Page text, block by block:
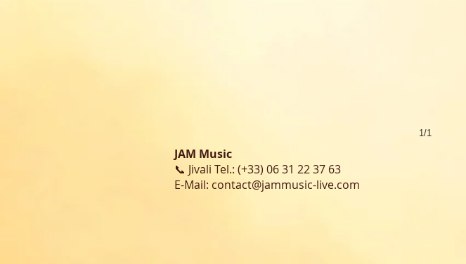
1/1
JAM Music
📞 Jivali Tel.: (+33) 06 31 22 37 63
E-Mail: contact@jammusic-live.com